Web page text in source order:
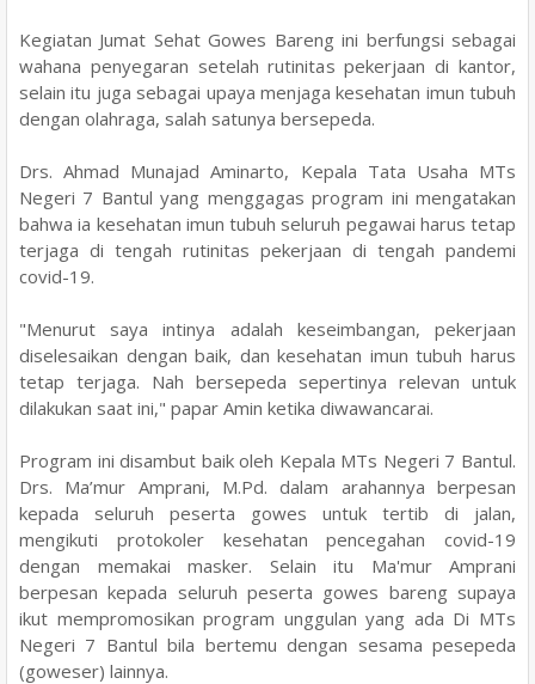
Kegiatan Jumat Sehat Gowes Bareng ini berfungsi sebagai
wahana penyegaran setelah rutinitas pekerjaan di kantor,
selain itu juga sebagai upaya menjaga kesehatan imun tubuh
dengan olahraga, salah satunya bersepeda.
Drs. Ahmad Munajad Aminarto, Kepala Tata Usaha MTs
Negeri 7 Bantul yang menggagas program ini mengatakan
bahwa ia kesehatan imun tubuh seluruh pegawai harus tetap
terjaga di tengah rutinitas pekerjaan di tengah pandemi
covid-19.
"Menurut saya intinya adalah keseimbangan, pekerjaan
diselesaikan dengan baik, dan kesehatan imun tubuh harus
tetap terjaga. Nah bersepeda sepertinya relevan untuk
dilakukan saat ini," papar Amin ketika diwawancarai.
Program ini disambut baik oleh Kepala MTs Negeri 7 Bantul.
Drs. Ma’mur Amprani, M.Pd. dalam arahannya berpesan
kepada seluruh peserta gowes untuk tertib di jalan,
mengikuti protokoler kesehatan pencegahan covid-19
dengan memakai masker. Selain itu Ma'mur Amprani
berpesan kepada seluruh peserta gowes bareng supaya
ikut mempromosikan program unggulan yang ada Di MTs
Negeri 7 Bantul bila bertemu dengan sesama pesepeda
(goweser) lainnya.